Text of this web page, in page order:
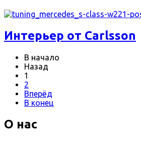
Интерьер от Carlsson
В начало
Назад
1
2
Вперёд
В конец
О нас